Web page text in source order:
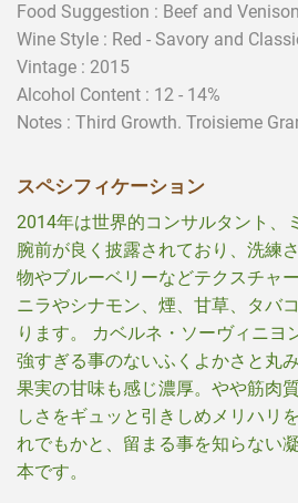
Food Suggestion : Beef and Venison
Wine Style : Red - Savory and
Vintage : 2015
Alcohol Content : 12 - 14%
Notes : Third Growth. Troisieme
スペシフィケーション
2014年は世界的コンサルタント、
腕前が良く披露されており、洗練
物やブルーベリーなどテクスチャ
ニラやシナモン、煙、甘草、タバ
ります。 カベルネ・ソーヴィニヨ
強すぎる事のないふくよかさと丸
果実の甘味も感じ濃厚。やや筋肉
しさをギュッと引きしめメリハリ
れでもかと、留まる事を知らない
本です。